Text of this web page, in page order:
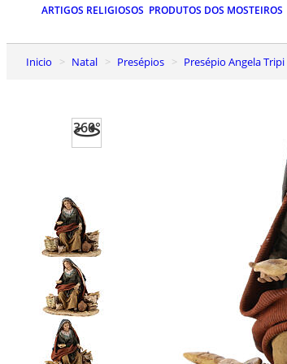
ARTIGOS RELIGIOSOS PRODUTOS DOS MOSTEIROS
Inicio Natal Presépios Presépio Angela Tripi
360°